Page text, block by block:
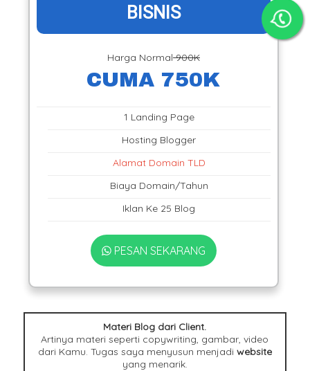
BISNIS
Harga Normal900K
CUMA 750K
1 Landing Page
Hosting Blogger
Alamat Domain TLD
Biaya Domain/Tahun
Iklan Ke 25 Blog
PESAN SEKARANG
Materi Blog dari Client.
Artinya materi seperti copywriting, gambar, video
dari Kamu. Tugas saya menyusun menjadi website
yang menarik.